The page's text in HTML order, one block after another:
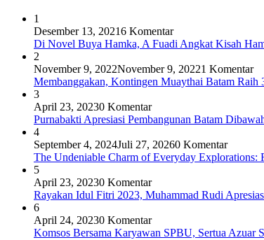
1
Desember 13, 20216 Komentar
Di Novel Buya Hamka, A Fuadi Angkat Kisah
2
November 9, 2022November 9, 20221 Komentar
Membanggakan, Kontingen Muaythai Batam
3
April 23, 20230 Komentar
Purnabakti Apresiasi Pembangunan Batam
4
September 4, 2024Juli 27, 20260 Komentar
The Undeniable Charm of Everyday Explorations:
5
April 23, 20230 Komentar
Rayakan Idul Fitri 2023, Muhammad Rudi
6
April 24, 20230 Komentar
Komsos Bersama Karyawan SPBU, Sertua Azuar